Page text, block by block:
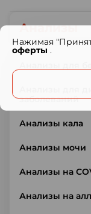
Анализы
Анализы для
заболеваний
Анализы кала
Анализы мочи
Анализы на
Анализы на
Нажимая
оферты .